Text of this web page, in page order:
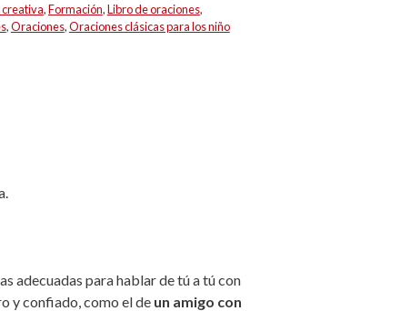
,Formación,Libro de oraciones,
,Oraciones,Oraciones clásicas para los niño
adecuadas para hablar de tú a tú con
y confiado, como el de un amigo con